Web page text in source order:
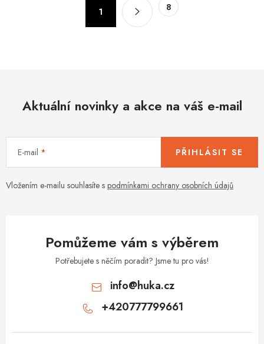
y
ý
p
1 8
Aktuální novinky a akce na váš e-mail
E-mail
Vložením e-mailu souhlasíte s podmínkami ochrany osobních údajů
PŘIHLÁSIT SE
Pomůžeme vám s výběrem
Potřebujete s něčím poradit? Jsme tu pro vás!
info@huka.cz
+420777799661